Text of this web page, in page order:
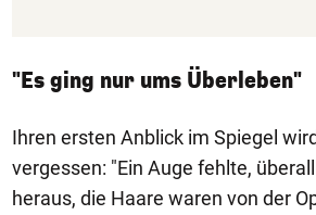
"Es ging nur ums Überleben"
Ihren ersten Anblick im Spiegel
vergessen: "Ein Auge fehlte,
heraus, die Haare waren von der